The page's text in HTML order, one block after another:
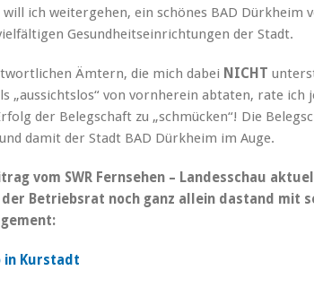
will ich weitergehen, ein schönes BAD Dürkheim
Gesundheitseinrichtungen der Stadt.
Ämtern, die mich dabei NICHT
„aussichtslos“ von vornherein abtaten, rate ich
der Belegschaft zu „schmücken“! Die
damit der Stadt BAD Dürkheim im Auge.
vom SWR Fernsehen – Landesschau
der Betriebsrat noch ganz allein dastand mit
in Kurstadt